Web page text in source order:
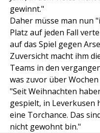
gewinnt."
Daher müsse man nun
Platz auf jeden Fall
auf das Spiel gegen
Zuversicht macht ihm
Teams in den
was zuvor über
"Seit Weihnachten
gespielt, in Leverkusen
eine Torchance. Das
nicht gewohnt bin."